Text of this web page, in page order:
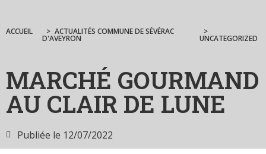
ACCUEIL > ACTUALITÉS COMMUNE DE SÉVÉRAC
D'AVEYRON
>
UNCATEGORIZED
MARCHÉ GOURMAND
AU CLAIR DE LUNE
Publiée le 12/07/2022